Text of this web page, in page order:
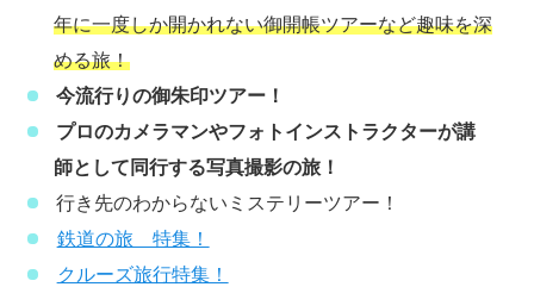
年に一度しか開かれない御開帳ツアーなど趣味を深
める旅！
今流行りの御朱印ツアー！
プロのカメラマンやフォトインストラクターが講
師として同行する写真撮影の旅！
行き先のわからないミステリーツアー！
鉄道の旅 特集！
クルーズ旅行特集！